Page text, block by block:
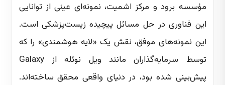
مؤسسه برود و مرکز اشمیت، نمونه‌ای عینی از توانایی
این فناوری در حل مسائل پیچیده زیست‌پزشکی است.
این نمونه‌های موفق، نقش یک «لایه هوشمندی» را که
توسط سرمایه‌گذاران مانند ویل نوئله از Galaxy
پیش‌بینی شده بود، در دنیای واقعی محقق ساخته‌اند.